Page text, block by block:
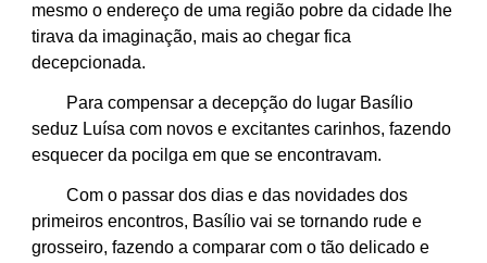
mesmo o endereço de uma região pobre da cidade lhe
tirava da imaginação, mais ao chegar fica
decepcionada.
Para compensar a decepção do lugar Basílio
seduz Luísa com novos e excitantes carinhos, fazendo
esquecer da pocilga em que se encontravam.
Com o passar dos dias e das novidades dos
primeiros encontros, Basílio vai se tornando rude e
grosseiro, fazendo a comparar com o tão delicado e